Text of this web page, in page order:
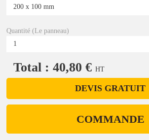
Quantité (Le panneau)
Total : 40,80 € HT
DEVIS GRATUIT
COMMANDE